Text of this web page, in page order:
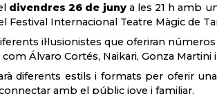
divendres 26 de junya les 21 h amb
Festival Internacional Teatre Màgic de
il·lusionistes que oferiran
Álvaro Cortés, Naikari, Gonza Martini i
diferents estils i formats per oferir
amb el públic jove i familiar.